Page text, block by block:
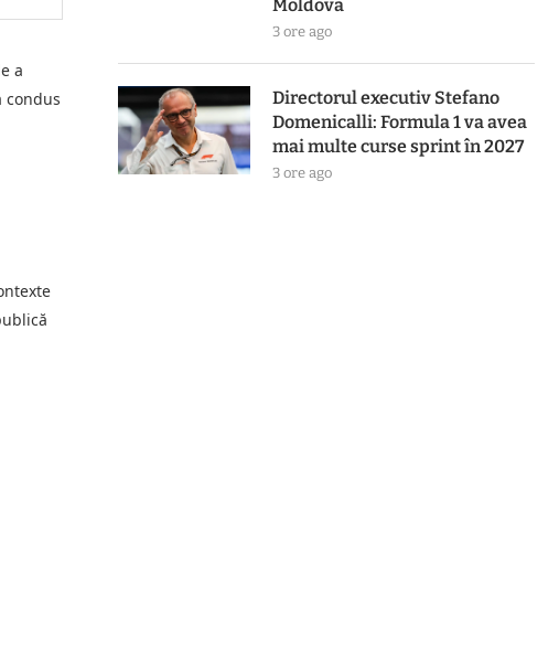
a
condus
Moldova
3 ore ago
Directorul executiv Stefano
Domenicalli: Formula 1 va avea
mai multe curse sprint în 2027
3 ore ago